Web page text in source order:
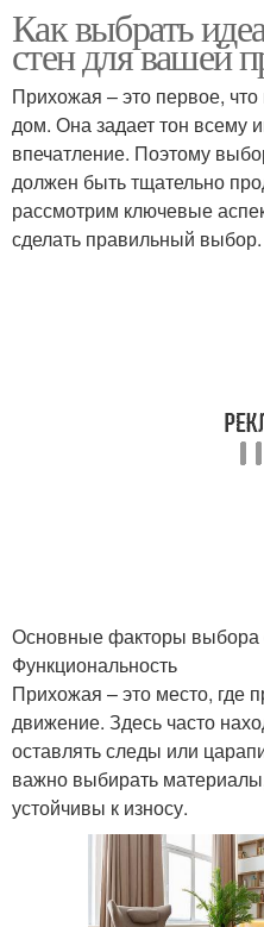
Как выбрать
стен для вашей
Прихожая – это первое,
дом. Она задает тон всему
впечатление. Поэтому
должен быть тщательно
рассмотрим ключевые
сделать правильный выбор.
Основные факторы выбора
Функциональность
Прихожая – это место, где
движение. Здесь часто
оставлять следы или
важно выбирать
устойчивы к износу.